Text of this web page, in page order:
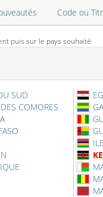
Code ou
puis sur le pays souhaité
SUD
COMORES